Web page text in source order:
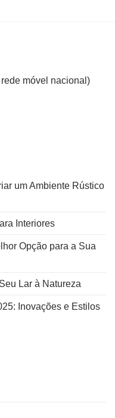
móvel nacional )
um Ambiente Rústico
Interiores
Opção para a Sua
Lar à Natureza
Inovações e Estilos